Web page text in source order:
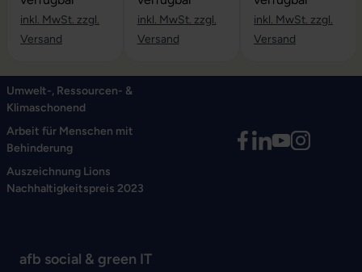
inkl. MwSt. zzgl.
Versand
inkl. MwSt. zzgl.
Versand
inkl. MwSt. zzgl.
Versand
Umwelt-, Ressourcen- &
Klimaschonend
Arbeit für Menschen mit
Behinderung
Auszeichnung Lions
Nachhaltigkeitspreis 2023
afb social & green IT